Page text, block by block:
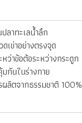
ลาทะเลน้ำลึก
เข่าอย่างตรงจุด
ว่าข้อต้อระหว่างกระดูก
กันในร่างกาย
ลิตจากธรรมชาติ 100%